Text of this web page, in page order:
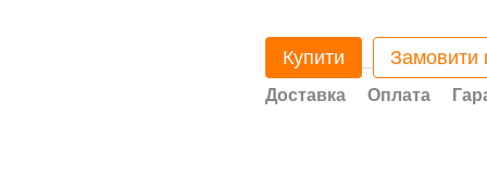
Купити Замовити
Доставка Оплата